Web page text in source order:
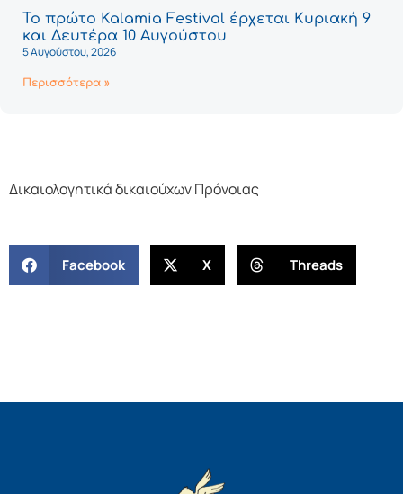
Το πρώτο Kalamia Festival έρχεται Κυριακή 9
και Δευτέρα 10 Αυγούστου
5 Αυγούστου, 2026
Περισσότερα »
Δικαιολογητικά δικαιούχων Πρόνοιας
Facebook X Threads